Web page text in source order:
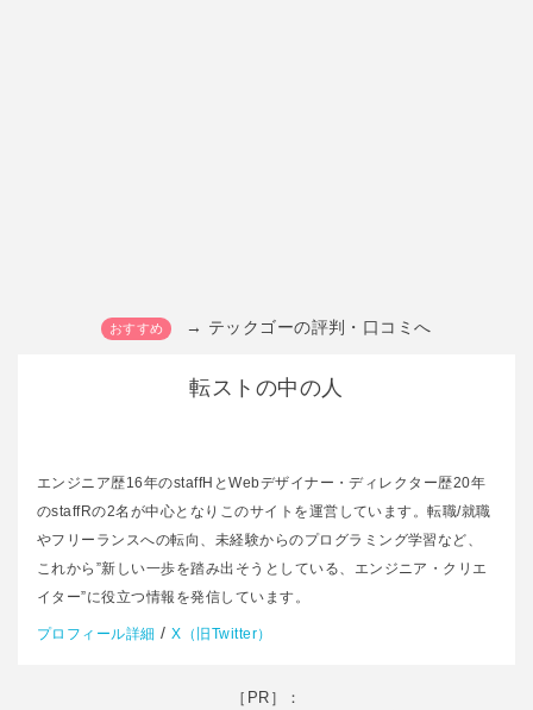
→ テックゴーの評判・口コミへ
転ストの中の人
エンジニア歴16年のstaffHとWebデザイナー・ディレクター歴20年
のstaffRの2名が中心となりこのサイトを運営しています。転職/就職
やフリーランスへの転向、未経験からのプログラミング学習など、
これから”新しい一歩を踏み出そうとしている、エンジニア・クリエ
イター”に役立つ情報を発信しています。
プロフィール詳細 /X（旧Twitter）
［PR］：